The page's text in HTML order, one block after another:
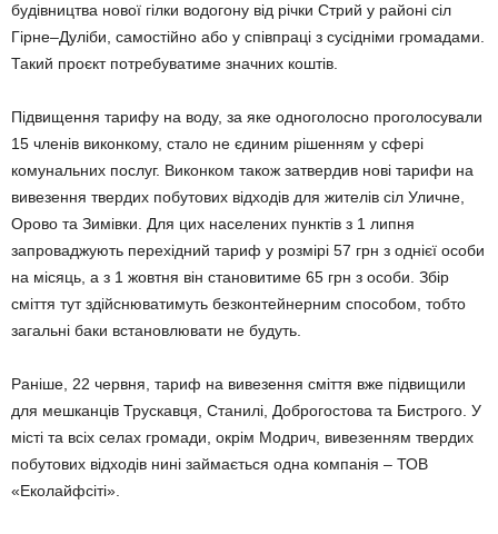
будівництва нової гілки водогону від річки Стрий у районі сіл
Гірне–Дуліби, самостійно або у співпраці з сусідніми громадами.
Такий проєкт потребуватиме значних коштів.
Підвищення тарифу на воду, за яке одноголосно проголосували
15 членів виконкому, стало не єдиним рішенням у сфері
комунальних послуг. Виконком також затвердив нові тарифи на
вивезення твердих побутових відходів для жителів сіл Уличне,
Орово та Зимівки. Для цих населених пунктів з 1 липня
запроваджують перехідний тариф у розмірі 57 грн з однієї особи
на місяць, а з 1 жовтня він становитиме 65 грн з особи. Збір
сміття тут здійснюватимуть безконтейнерним способом, тобто
загальні баки встановлювати не будуть.
Раніше, 22 червня, тариф на вивезення сміття вже підвищили
для мешканців Трускавця, Станилі, Доброгостова та Бистрого. У
місті та всіх селах громади, окрім Модрич, вивезенням твердих
побутових відходів нині займається одна компанія – ТОВ
«Еколайфсіті».